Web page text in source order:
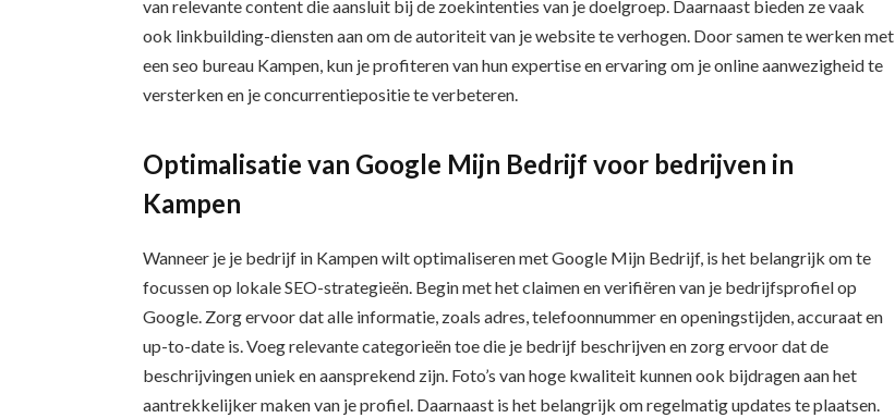
van relevante content die aansluit bij de zoekintenties van je doelgroep. Daarnaast bieden ze vaak
ook linkbuilding-diensten aan om de autoriteit van je website te verhogen. Door samen te werken met
een seo bureau Kampen, kun je profiteren van hun expertise en ervaring om je online aanwezigheid te
versterken en je concurrentiepositie te verbeteren.
Optimalisatie van Google Mijn Bedrijf voor bedrijven in
Kampen
Wanneer je je bedrijf in Kampen wilt optimaliseren met Google Mijn Bedrijf, is het belangrijk om te
focussen op lokale SEO-strategieën. Begin met het claimen en verifiëren van je bedrijfsprofiel op
Google. Zorg ervoor dat alle informatie, zoals adres, telefoonnummer en openingstijden, accuraat en
up-to-date is. Voeg relevante categorieën toe die je bedrijf beschrijven en zorg ervoor dat de
beschrijvingen uniek en aansprekend zijn. Foto’s van hoge kwaliteit kunnen ook bijdragen aan het
aantrekkelijker maken van je profiel. Daarnaast is het belangrijk om regelmatig updates te plaatsen.